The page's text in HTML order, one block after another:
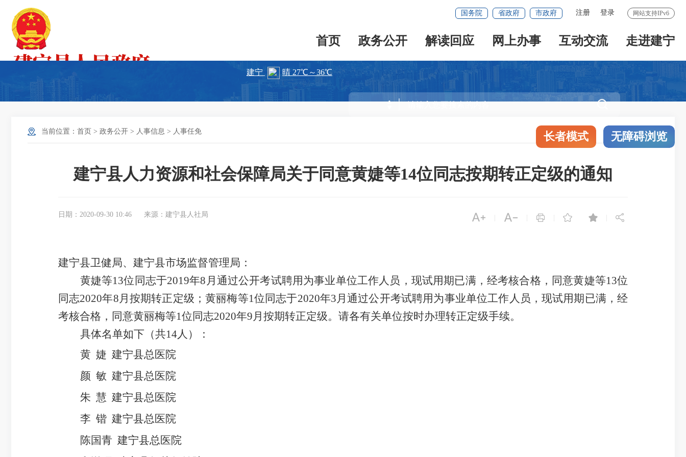
网站支持IPv6
注册 登录
国务院 省政府 市政府
首页 政务公开 解读回应 网上办事 互动交流 走进建宁

长者模式 无障碍浏览
当前位置： 首页 > 政务公开 > 人事信息 > 人事任免
建宁县人力资源和社会保障局关于同意黄婕等14位同志按期转正定级的通知
日期：2020-09-30 10:46 来源：建宁县人社局      
建宁县卫健局、建宁县市场监督管理局：
黄婕等13位同志于2019年8 月通过公开考试聘用为事业单位工作人员， 现试用期已满，经考核合格，同意黄婕等13位
同志2020年8月按期转正定级；黄丽梅等1位同志于2020年3月通过公开考试聘用为事业单位工作人员， 现试用期已满，经
考核合格，同意黄丽梅等1位同志2020年9月按期转正定级。 请各有关单位按时办理转正定级手续。
具体名单如下（共14人）：
黄 婕 建宁县总医院
颜 敏 建宁县总医院
朱 慧 建宁县总医院
李 锴 建宁县总医院
陈国青 建宁县总医院